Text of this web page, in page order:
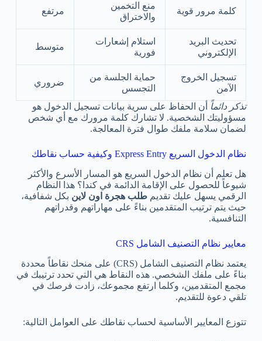
كلمة مرور قوية
منع التخمين
والاختراق
مرتفع
تحديث البريد
الإلكتروني
استلام إشعارات
فورية
متوسط
تسجيل الخروج
الآمن
حماية الجلسة من
التجسس
ضروري
تذكر دائماً
أن الحفاظ على سرية بيانات تسجيل الدخول هو
مسؤوليتك الشخصية. لا تشارك كلمة مرورك مع أي شخص
لضمان سلامة ملفك طوال فترة المعالجة.
نظام الدخول السريع Express Entry وكيفية حساب نقاطك
هل تعلم أن نظام الدخول السريع هو المسار الأسرع والأكثر
شيوعاً للحصول على الإقامة الدائمة في كندا؟ هذا النظام
الرقمي يسهل عليك تقديم طلب هجرة اون لاين بكل شفافية،
حيث يتم ترتيب المتقدمين بناءً على مهاراتهم وقدراتهم
التنافسية.
معايير نظام التصنيف الشامل CRS
يعتمد نظام التصنيف الشامل (CRS) على منحك نقاطاً محددة
بناءً على ملفك الشخصي. هذه النقاط هي التي تحدد ترتيبك في
مجمع المتقدمين، وكلما ارتفع مجموعك، زادت فرصك في
تلقي دعوة للتقديم.
تتوزع المعايير الأساسية لحساب نقاطك على العوامل التالية: